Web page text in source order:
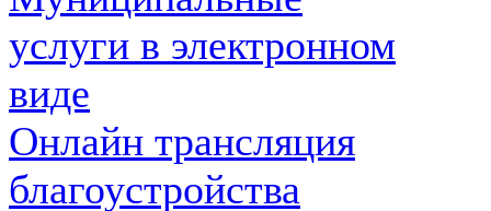
услуги в электронном
виде
Онлайн трансляция
благоустройства